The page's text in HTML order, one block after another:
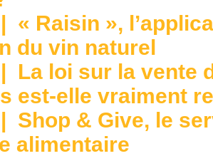
| « Raisin »,
du vin naturel
| La loi sur la vente
est-elle vraiment
| Shop & Give, le
alimentaire